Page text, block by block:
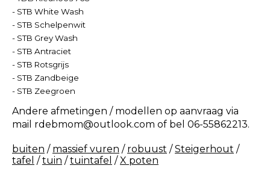
- STB White Wash
- STB Schelpenwit
- STB Grey Wash
- STB Antraciet
- STB Rotsgrijs
- STB Zandbeige
- STB Zeegroen
Andere afmetingen / modellen op aanvraag via
mail rdebmom@outlook.com of bel 06-55862213.
buiten / massief vuren / robuust /Steigerhout /
tafel /tuin /tuintafel /X poten